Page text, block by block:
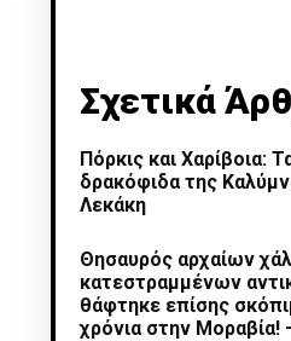
Σχετικά
Πόρκις και Χαρίβοια:
δρακόφιδα της
Λεκάκη
Θησαυρός αρχαίων
κατεστραμμένων
θάφτηκε επίσης
χρόνια στην Μοραβία!